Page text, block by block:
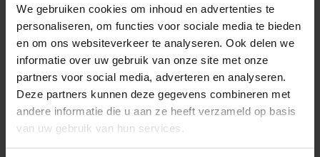
We gebruiken cookies om inhoud en advertenties te
personaliseren, om functies voor sociale media te bieden
en om ons websiteverkeer te analyseren. Ook delen we
informatie over uw gebruik van onze site met onze
partners voor social media, adverteren en analyseren.
Deze partners kunnen deze gegevens combineren met
andere informatie die u aan ze heeft verzameld op basis
van uw gebruik van hun services.